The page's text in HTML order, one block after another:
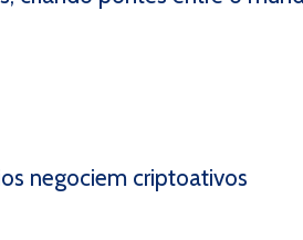
negociem criptoativos